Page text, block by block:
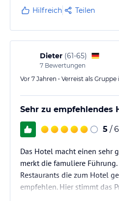
Hilfreich Teilen
Dieter (61-65)
7 Bewertungen
Vor 7 Jahren • Verreist als Gruppe
Sehr zu empfehlendes
5 / 6
Das Hotel macht einen sehr
merkt die famuliere
Restaurants die zum Hotel
empfehlen. Hier stimmt das